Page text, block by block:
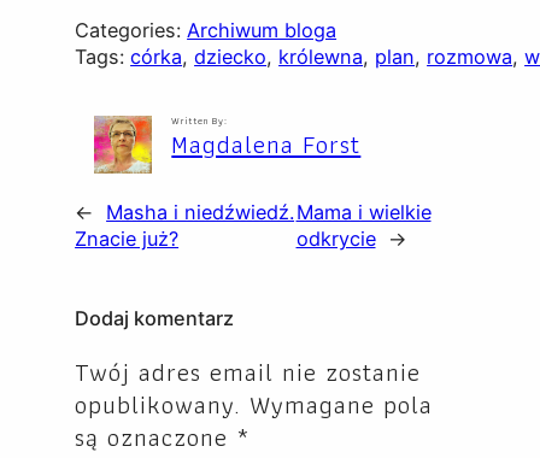
Categories: Archiwum bloga
Tags:córka, dziecko, królewna, plan, rozmowa,
Written By:
Magdalena Forst
←
Masha i niedźwiedź.
Znacie już?
Mama i wielkie
odkrycie
→
Dodaj komentarz
Twój adres email nie zostanie
opublikowany. Wymagane pola
są oznaczone *